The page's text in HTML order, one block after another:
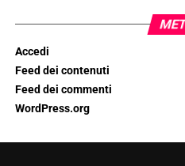
Accedi
Feed dei contenuti
Feed dei commenti
WordPress.org